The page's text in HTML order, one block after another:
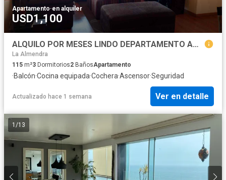
Apartamento·en alquiler
USD1,100
ALQUILO POR MESES LINDO DEPARTAMENTO AMOBLADO
La Almendra
115 m²3 Dormitorios2 BañosApartamento
·Balcón·Cocina equipada·Cochera·Ascensor·Seguridad
Actualizado hace 1 semana Ver en detalle
1 /13